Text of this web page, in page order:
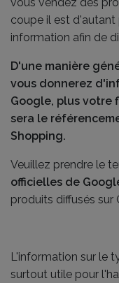
coupe il est
information afin de
D'une manière
vous donnerez
Google, plus votre
sera le
Shopping.
Veuillez prendre le
officielles de
produits diffusés sur
L'information sur le
surtout utile pour